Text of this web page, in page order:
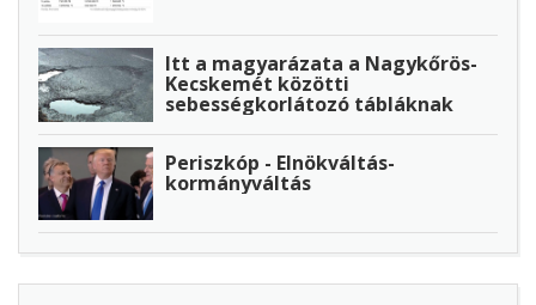
Itt a magyarázata a Nagykőrös-
Kecskemét közötti
sebességkorlátozó tábláknak
Periszkóp - Elnökváltás-
kormányváltás